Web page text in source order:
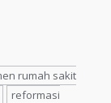
rumah sakit
reformasi